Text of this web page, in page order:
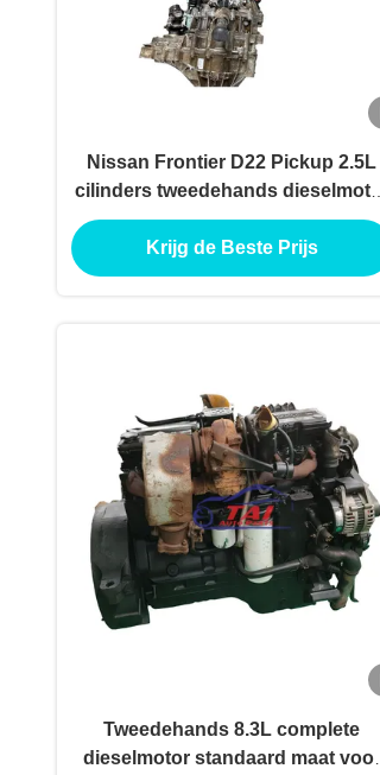
Nissan Frontier D22 Pickup 2.5L
cilinders tweedehands dieselmotor
voor vrachtwagentoepassingen
Krijg de Beste Prijs
Tweedehands 8.3L complete
dieselmotor standaard maat voor